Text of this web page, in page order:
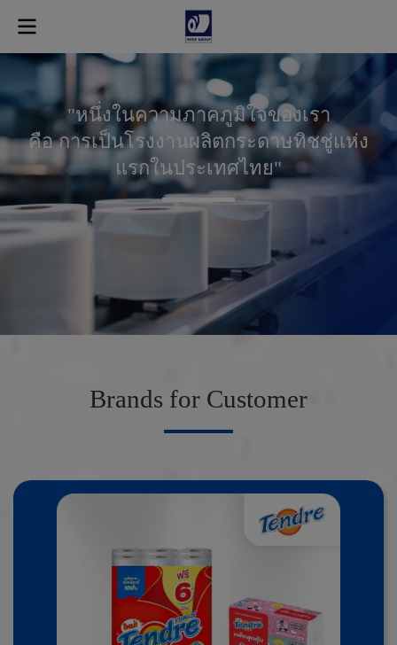
"หนึ่งในความภาคภูมิใจของเรา
คือการเป็นโรงงานผลิตกระดาษทิชชู่แห่ง
แรกในประเทศไทย"
Brands for Customer